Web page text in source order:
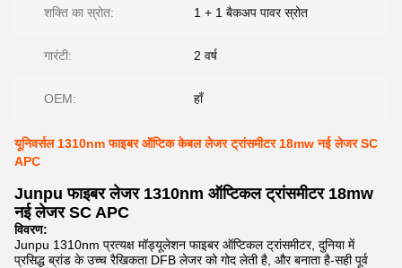
शक्ति का स्रोत: 1 + 1 बैकअप पावर स्रोत
गारंटी: 2 वर्ष
OEM: हाँ
यूनिवर्सल 1310nm फाइबर ऑप्टिक केबल लेजर ट्रांसमीटर 18mw नई लेजर SC
APC
Junpu फाइबर लेजर 1310nm ऑप्टिकल ट्रांसमीटर 18mw
नई लेजर SC APC
विवरण:
Junpu 1310nm प्रत्यक्ष मॉड्यूलेशन फाइबर ऑप्टिकल ट्रांसमीटर, दुनिया में
प्रसिद्ध ब्रांड के उच्च रैखिकता DFB लेजर को गोद लेती है, और बनाता है-सही पूर्व